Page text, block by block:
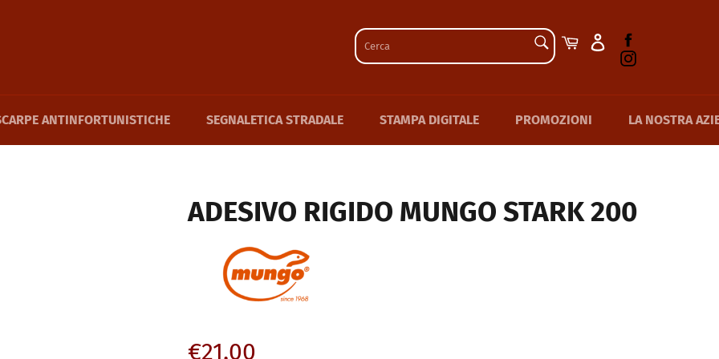
CERCA
Cerca
Carrello
Instagram
ANTINFORTUNISTICHE SEGNALETICA STRADALE STAMPA DIGITALE PROMOZIONI LA NOSTRA
ADESIVO RIGIDO MUNGO STARK 200
Prezzo
€21,00